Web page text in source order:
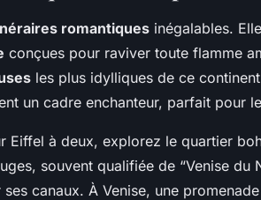
romantiques inégalables.
conçues pour raviver toute flamme
les plus idylliques de ce
un cadre enchanteur, parfait pour
Eiffel à deux, explorez le quartier
souvent qualifiée de “Venise du
canaux. À Venise, une